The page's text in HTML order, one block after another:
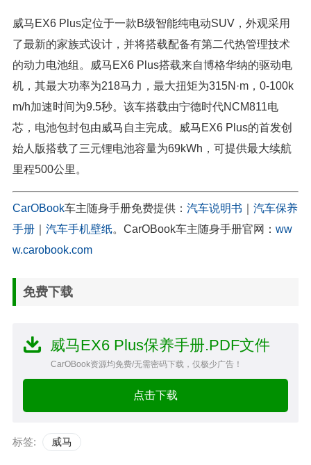
威马EX6 Plus定位于一款B级智能纯电动SUV，外观采用
了最新的家族式设计，并将搭载配备有第二代热管理技术
的动力电池组。威马EX6 Plus搭载来自博格华纳的驱动电
机，其最大功率为218马力，最大扭矩为315N·m，0-100k
m/h加速时间为9.5秒。该车搭载由宁德时代NCM811电
芯，电池包封包由威马自主完成。威马EX6 Plus的首发创
始人版搭载了三元锂电池容量为69kWh，可提供最大续航
里程500公里。
CarOBook车主随身手册免费提供： 汽车说明书
汽车保养
手册
汽车手机壁纸。CarOBook车主随身手册官网： ww
w.carobook.com
免费下载
威马EX6 Plus保养手册.PDF文件
CarOBook资源均免费/无需密码下载，仅极少广告！
点击下载
标签: 威马